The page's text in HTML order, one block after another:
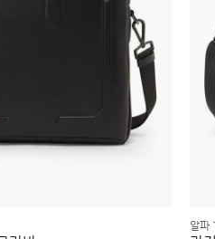
알파